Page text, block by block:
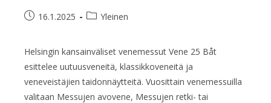
Artikkeli16.1.2025
Artikkelin
Yleinen
Helsingin kansainväliset venemessut Vene 25 Båt
esittelee uutuusveneitä, klassikkoveneitä ja
veneveistäjien taidonnäytteitä. Vuosittain venemessuilla
valitaan Messujen avovene, Messujen retki- tai